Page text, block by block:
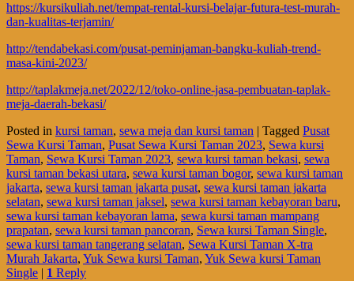
https://kursikuliah.net/tempat-rental-kursi-belajar-futura-test-murah-
dan-kualitas-terjamin/
http://tendabekasi.com/pusat-peminjaman-bangku-kuliah-trend-
masa-kini-2023/
http://taplakmeja.net/2022/12/toko-online-jasa-pembuatan-taplak-
meja-daerah-bekasi/
Posted in kursi taman, sewa meja dan kursi taman | Tagged Pusat
Sewa Kursi Taman, Pusat Sewa Kursi Taman 2023, Sewa kursi
Taman, Sewa Kursi Taman 2023, sewa kursi taman bekasi, sewa
kursi taman bekasi utara, sewa kursi taman bogor, sewa kursi taman
jakarta, sewa kursi taman jakarta pusat, sewa kursi taman jakarta
selatan, sewa kursi taman jaksel, sewa kursi taman kebayoran baru,
sewa kursi taman kebayoran lama, sewa kursi taman mampang
prapatan, sewa kursi taman pancoran, Sewa kursi Taman Single,
sewa kursi taman tangerang selatan, Sewa Kursi Taman X-tra
Murah Jakarta, Yuk Sewa kursi Taman, Yuk Sewa kursi Taman
Single | 1 Reply